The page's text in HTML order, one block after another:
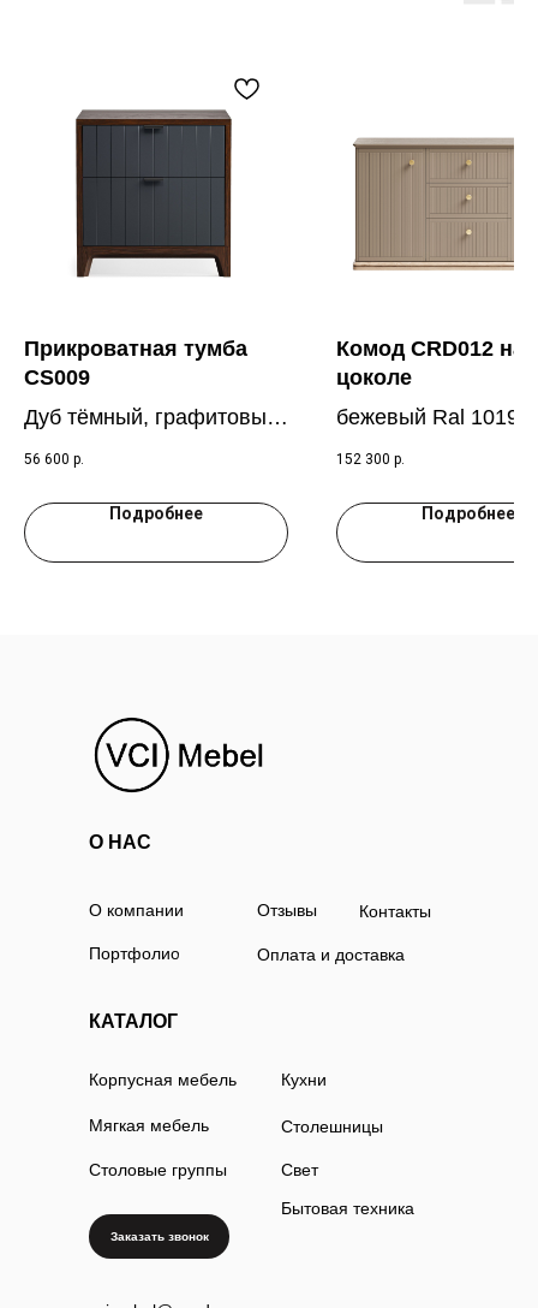
Прикроватная тумба
CS009
Дуб тёмный, графитовый
RAL 7016
56 600 р.
Подробнее
Комод CRD012 на
цоколе
бежевый Ral 1019,
осветлённый
152 300 р.
Подробнее
О компании
О НАС
КАТАЛОГ
Портфолио
Контакты
Отзывы
Корпусная мебель
Оплата и доставка
Мягкая мебель
Столовые группы
Кухни
Столешницы
Свет
Бытовая техника
Заказать звонок